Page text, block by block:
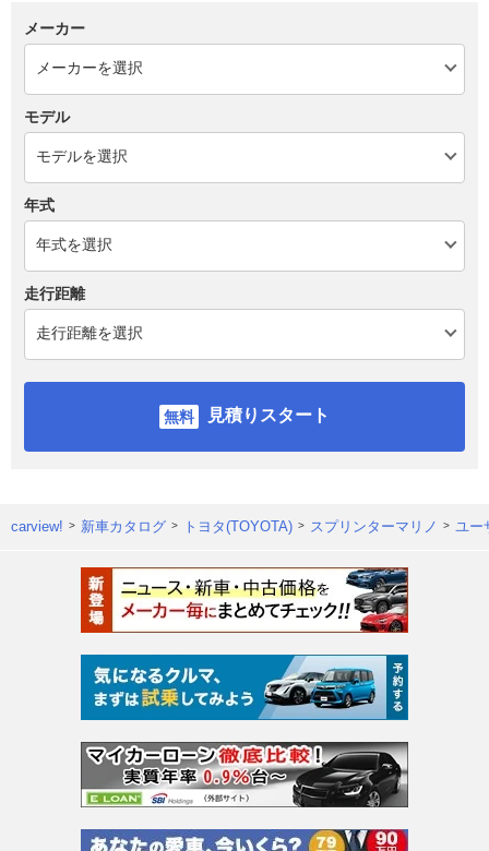
メーカー
モデル
年式
走行距離
見積りスタート
carview! 新車カタログ トヨタ(TOYOTA) スプリンターマリノ ユー